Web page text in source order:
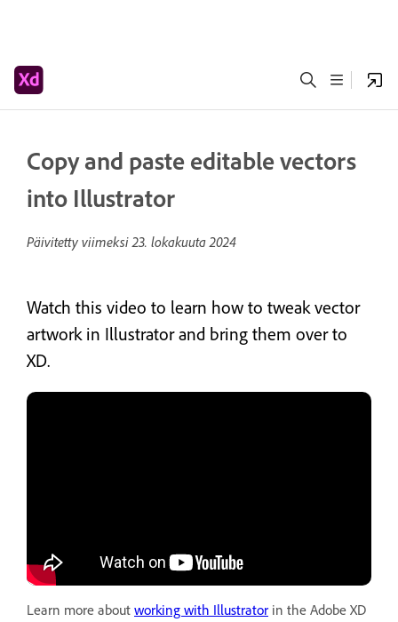
Copy and paste editable vectors
into Illustrator
Päivitetty viimeksi23. lokakuuta 2024
Watch this video to learn how to tweak vector
artwork in Illustrator and bring them over to
XD.
Learn more about working with Illustrator in the Adobe XD